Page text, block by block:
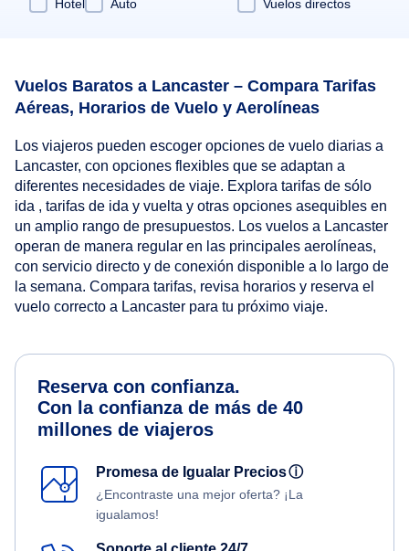
Hotel
Auto Vuelos directos
Vuelos Baratos a Lancaster – Compara Tarifas
Aéreas, Horarios de Vuelo y Aerolíneas
Los viajeros pueden escoger opciones de vuelo diarias a
Lancaster, con opciones flexibles que se adaptan a
diferentes necesidades de viaje. Explora tarifas de sólo
ida , tarifas de ida y vuelta y otras opciones asequibles en
un amplio rango de presupuestos. Los vuelos a Lancaster
operan de manera regular en las principales aerolíneas,
con servicio directo y de conexión disponible a lo largo de
la semana. Compara tarifas, revisa horarios y reserva el
vuelo correcto a Lancaster para tu próximo viaje.
Reserva con confianza.
Con la confianza de más de 40
millones de viajeros
Promesa de Igualar Preciosⓘ
¿Encontraste una mejor oferta? ¡La
igualamos!